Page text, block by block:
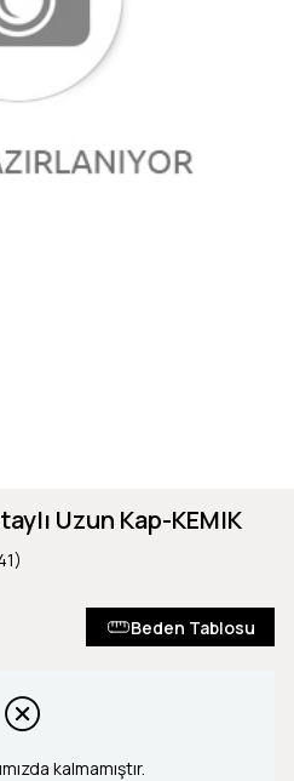
Uzun Kap-KEMIK
Beden Tablosu
kalmamıştır.